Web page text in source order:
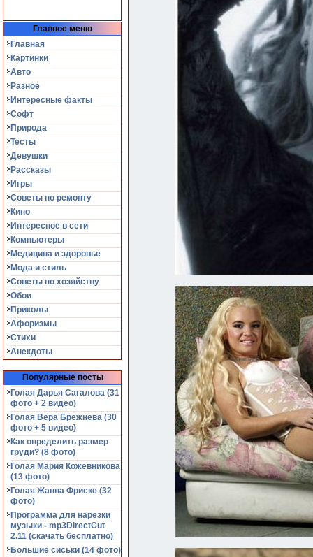
Главное меню
Главная
Картинки
Авто
Разное
Интересные факты
Софт
Природа
Тесты
Девушки
Рассказы
Игры
Советы по ремонту
Кино
Интересное в сети
Компьютеры
Медицина и здоровье
Мода и стиль
Советы по хозяйству
Обои
Приколы
Афоризмы
Стихи
Анекдоты
Популярные посты
Голая Дарья Сагалова (31
фото + 2 видео)
Голая Вера Брежнева (30
фото + 5 видео)
Как определить размер
груди? (8 фото)
Голая Мария Кожевникова
(13 фото)
Голая Жанна Фриске (32
фото)
Программа для нарезки
музыки - mp3DirectCut
2.11 (cкачать бесплатно)
Большие сиськи (14 фото)